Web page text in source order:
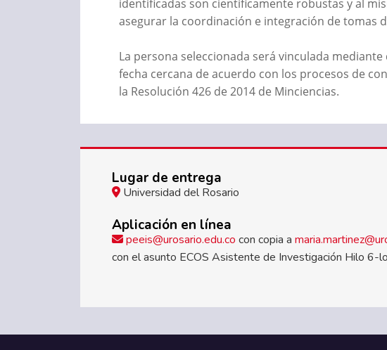
identificadas son científicamente robustas y al
asegurar la coordinación e integración de tomas
La persona seleccionada será vinculada
fecha cercana de acuerdo con los procesos de
la Resolución 426 de 2014 de Minciencias.
Lugar de entrega
Universidad del Rosario
Aplicación en línea
peeis@urosario.edu.co con copia a
con el asunto ECOS Asistente de Investigación Hilo 6-